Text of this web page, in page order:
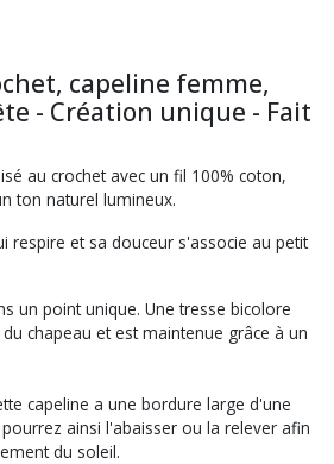
capeline femme,
- Création unique - Fait
au crochet avec un fil 100% coton,
ton naturel lumineux.
respire et sa douceur s'associe au petit
un point unique. Une tresse bicolore
chapeau et est maintenue grâce à un
capeline a une bordure large d'une
ainsi l'abaisser ou la relever afin
du soleil.